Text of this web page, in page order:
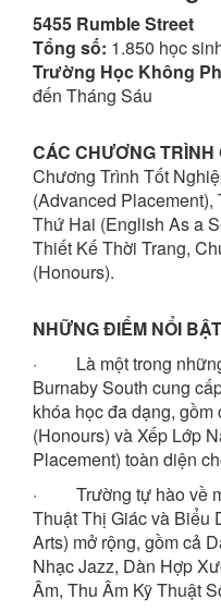
5455 Rumble Street
Tổng số: 1.850 học
Trường Học Không
đến Tháng Sáu
CÁC CHƯƠNG TRÌNH
Chương Trình Tốt
(Advanced
Thứ Hai (English As a
Thiết Kế Thời Trang,
(Honours).
NHỮNG ĐIỂM NỔI
· Là một trong những
Burnaby South cung
khóa học đa dạng,
(Honours) và Xếp Lớp
Placement) toàn diện
· Trường tự hào về
Thuật Thị Giác và Biểu
Arts) mở rộng, gồm cả
Nhạc Jazz, Dàn Hợp
Âm, Thu Âm Kỹ Thuật